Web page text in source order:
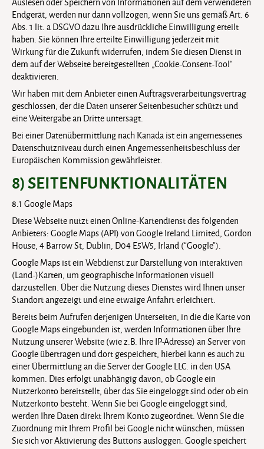
Endgerät, werden nur dann vollzogen, wenn Sie uns gemäß Art. 6
Abs. 1 lit. a DSGVO dazu Ihre ausdrückliche Einwilligung erteilt
haben. Sie können Ihre erteilte Einwilligung jederzeit mit
Wirkung für die Zukunft widerrufen, indem Sie diesen Dienst in
dem auf der Webseite bereitgestellten „Cookie-Consent-Tool“
deaktivieren.
Wir haben mit dem Anbieter einen Auftragsverarbeitungsvertrag
geschlossen, der die Daten unserer Seitenbesucher schützt und
eine Weitergabe an Dritte untersagt.
Bei einer Datenübermittlung nach Kanada ist ein angemessenes
Datenschutzniveau durch einen Angemessenheitsbeschluss der
Europäischen Kommission gewährleistet.
8) SEITENFUNKTIONALITÄTEN
8.1 Google Maps
Diese Webseite nutzt einen Online-Kartendienst des folgenden
Anbieters: Google Maps (API) von Google Ireland Limited, Gordon
House, 4 Barrow St, Dublin, D04 E5W5, Irland (“Google”).
Google Maps ist ein Webdienst zur Darstellung von interaktiven
(Land-)Karten, um geographische Informationen visuell
darzustellen. Über die Nutzung dieses Dienstes wird Ihnen unser
Standort angezeigt und eine etwaige Anfahrt erleichtert.
Bereits beim Aufrufen derjenigen Unterseiten, in die die Karte von
Google Maps eingebunden ist, werden Informationen über Ihre
Nutzung unserer Website (wie z.B. Ihre IP-Adresse) an Server von
Google übertragen und dort gespeichert, hierbei kann es auch zu
einer Übermittlung an die Server der Google LLC. in den USA
kommen. Dies erfolgt unabhängig davon, ob Google ein
Nutzerkonto bereitstellt, über das Sie eingeloggt sind oder ob ein
Nutzerkonto besteht. Wenn Sie bei Google eingeloggt sind,
werden Ihre Daten direkt Ihrem Konto zugeordnet. Wenn Sie die
Zuordnung mit Ihrem Profil bei Google nicht wünschen, müssen
Sie sich vor Aktivierung des Buttons ausloggen. Google speichert